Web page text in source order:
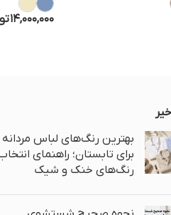
14,000,000
بهترین رنگ‌های لباس مردانه
برای تابستان؛ راهنمای
رنگ‌های خنک و شیک